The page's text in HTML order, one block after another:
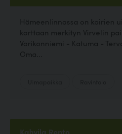
Hämeenlinnassa on koirien
karttaan merkityn Virvelin
Varikonniemi - Katuma -
Oma...
Kahvila Rento